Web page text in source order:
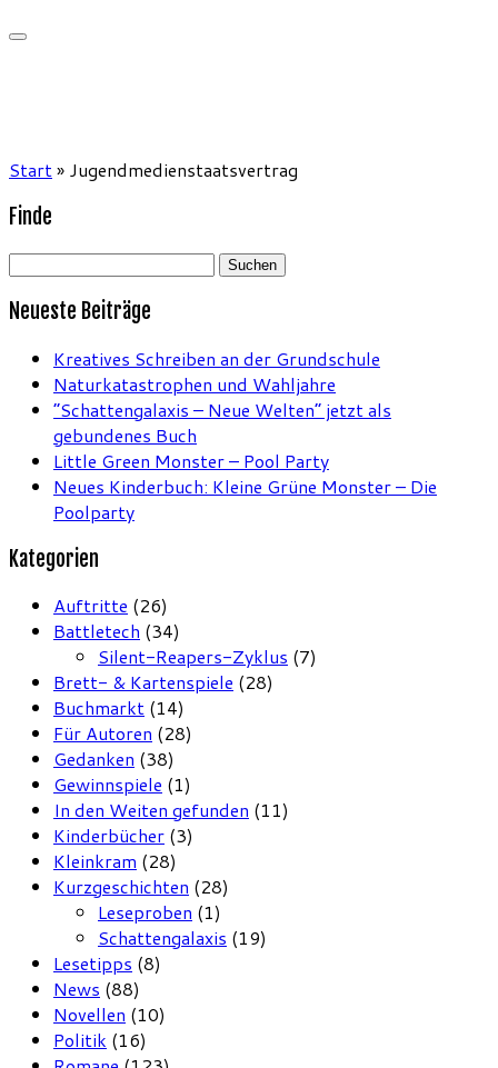
Start» Jugendmedienstaatsvertrag
Finde
Suchen
Neueste Beiträge
Kreatives Schreiben an der Grundschule
Naturkatastrophen und Wahljahre
“Schattengalaxis – Neue Welten” jetzt als
gebundenes Buch
Little Green Monster – Pool Party
Neues Kinderbuch: Kleine Grüne Monster – Die
Poolparty
Kategorien
Auftritte (26)
Battletech (34)
Silent-Reapers-Zyklus (7)
Brett- & Kartenspiele (28)
Buchmarkt (14)
Für Autoren (28)
Gedanken (38)
Gewinnspiele (1)
In den Weiten gefunden (11)
Kinderbücher (3)
Kleinkram (28)
Kurzgeschichten (28)
Leseproben (1)
Schattengalaxis (19)
Lesetipps (8)
News (88)
Novellen (10)
Politik (16)